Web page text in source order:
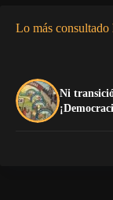
Lo más consultado
Ni